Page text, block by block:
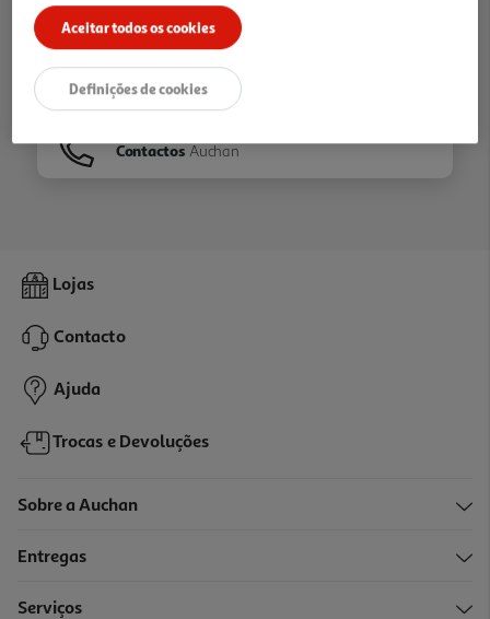
Folhetos
Contactos Auchan
Lojas
Contacto
Ajuda
Trocas e Devoluções
Sobre a Auchan
Entregas
Serviços
Aceitar todos os cookies
Definições de cookies